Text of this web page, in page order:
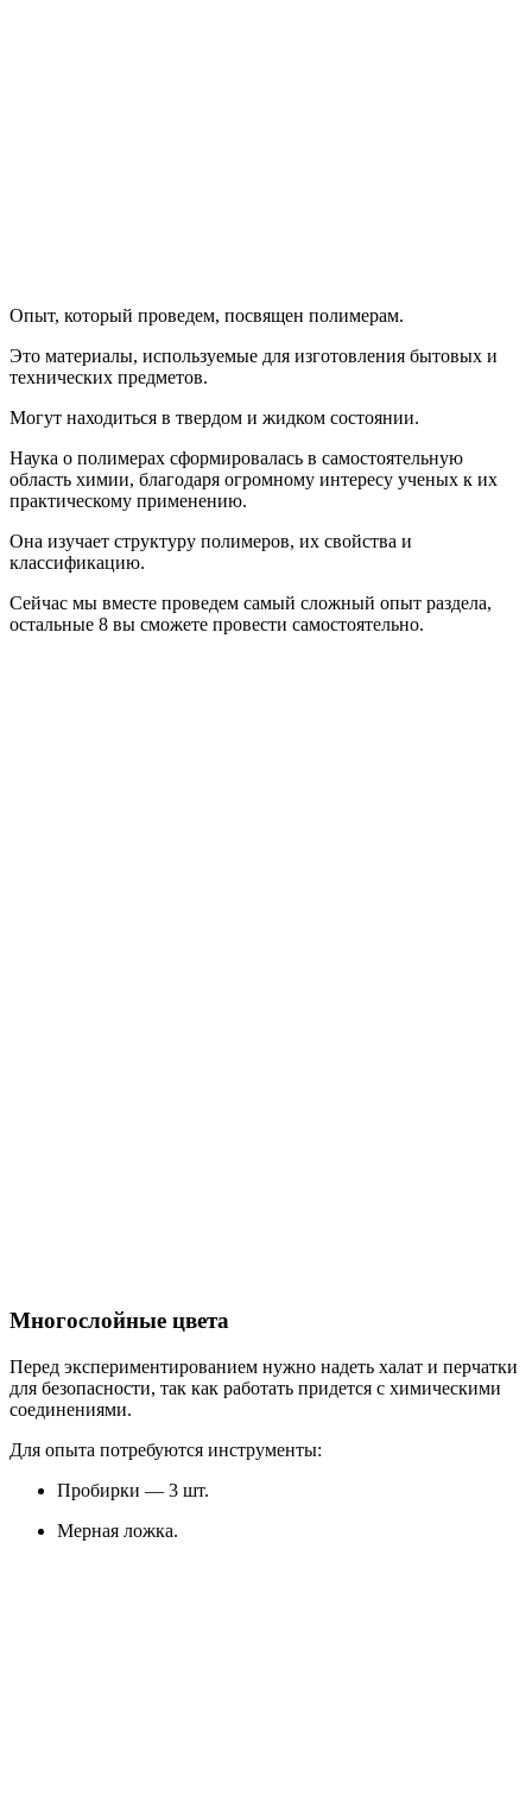
Опыт, который проведем, посвящен полимерам.
Это материалы, используемые для изготовления бытовых и
технических предметов.
Могут находиться в твердом и жидком состоянии.
Наука о полимерах сформировалась в самостоятельную
область химии, благодаря огромному интересу ученых к их
практическому применению.
Она изучает структуру полимеров, их свойства и
классификацию.
Сейчас мы вместе проведем самый сложный опыт раздела,
остальные 8 вы сможете провести самостоятельно.
Многослойные цвета
Перед экспериментированием нужно надеть халат и перчатки
для безопасности, так как работать придется с химическими
соединениями.
Для опыта потребуются инструменты:
Пробирки — 3 шт.
Мерная ложка.